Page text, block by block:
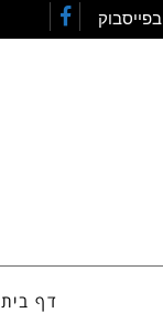
Facebook
דף בית